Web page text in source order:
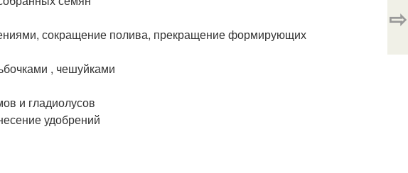
сокращение полива, прекращение формирующих
, чешуйками
и гладиолусов
удобрений
⇨